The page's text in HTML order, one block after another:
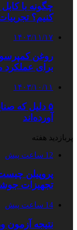
چگونه با
کنیم؟
۱۴۰۳/۱۱/۱۷
روغن
برای عملکرد
۱۴۰۳/۱۰/۱۱
آورده‌اند
پربازدید هفته
12 ساعت پیش
پروپیلن
تجهیزات
14 ساعت پیش
نتیجه آزمون